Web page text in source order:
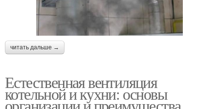
читать дальше →
Естественная вентиляция
котельной и кухни: основы